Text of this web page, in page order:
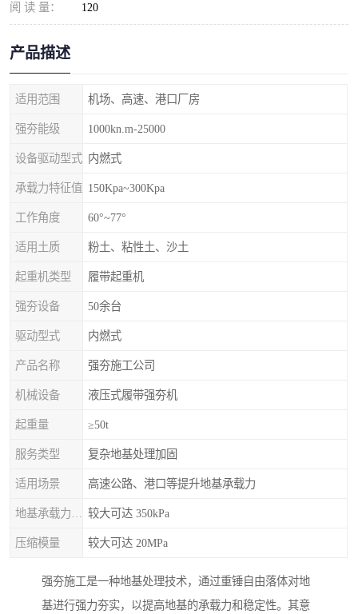
阅 读 量： 120
产品描述
适用范围 机场、高速、港口厂房
强夯能级 1000kn.m-25000
设备驱动型式 内燃式
承载力特征值 150Kpa~300Kpa
工作角度 60°~77°
适用土质 粉土、粘性土、沙土
起重机类型 履带起重机
强夯设备 50余台
驱动型式 内燃式
产品名称 强夯施工公司
机械设备 液压式履带强夯机
起重量 ≥50t
服务类型 复杂地基处理加固
适用场景 高速公路、港口等提升地基承载力
较大可达 350kPa
压缩模量 较大可达 20MPa
强夯施工是一种地基处理技术，通过重锤自由落体对地
基进行强力夯实，以提高地基的承载力和稳定性。其意